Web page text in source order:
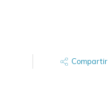
Compartir